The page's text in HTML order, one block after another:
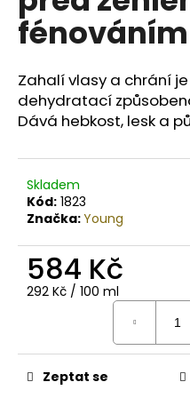
Zahalí vlasy a chrání
dehydratací
Dává hebkost, lesk a
Skladem
Kód: 1823
Značka:Young
584 Kč
Měrná
292 Kč / 100 ml
Zeptat se
u
j
m
e
SIMONA
NASHI
PEAR
ORGANICKÉ
RUČNĚ
VYRÁBĚNÉ
BAMBUCKÉ
MÁSLO